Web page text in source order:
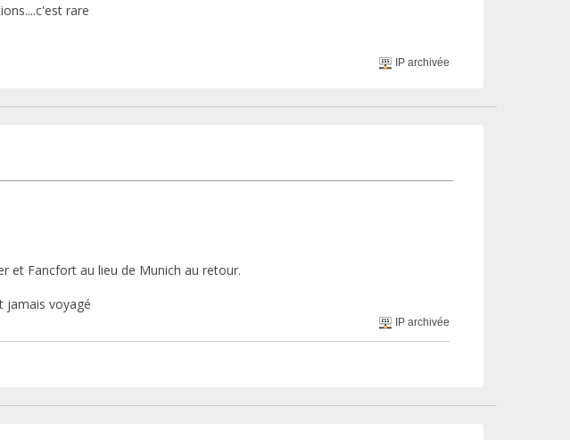
rare
IP archivée
et Fancfort au lieu de Munich au retour.
jamais voyagé
IP archivée